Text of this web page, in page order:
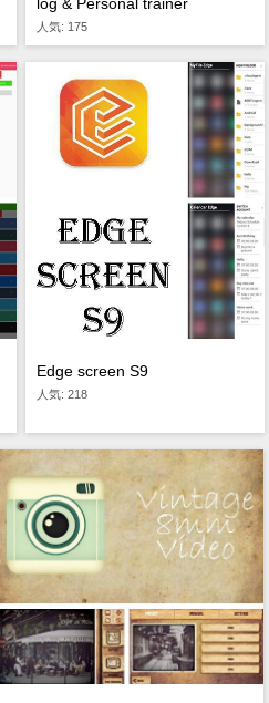
人気: 175
Edge screen S9
人気: 218